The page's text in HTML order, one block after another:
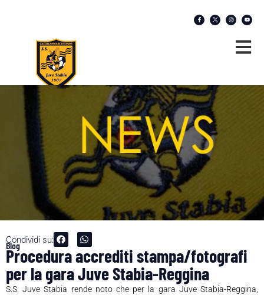
Condividi su:
Blog
Procedura accrediti stampa/fotografi
per la gara Juve Stabia-Reggina
S.S. Juve Stabia rende noto che per la gara Juve Stabia-Reggina,